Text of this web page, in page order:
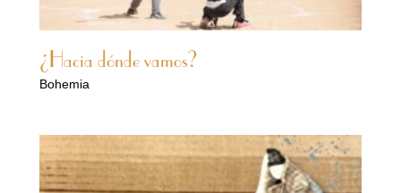
¿Hacia dónde vamos?
Bohemia